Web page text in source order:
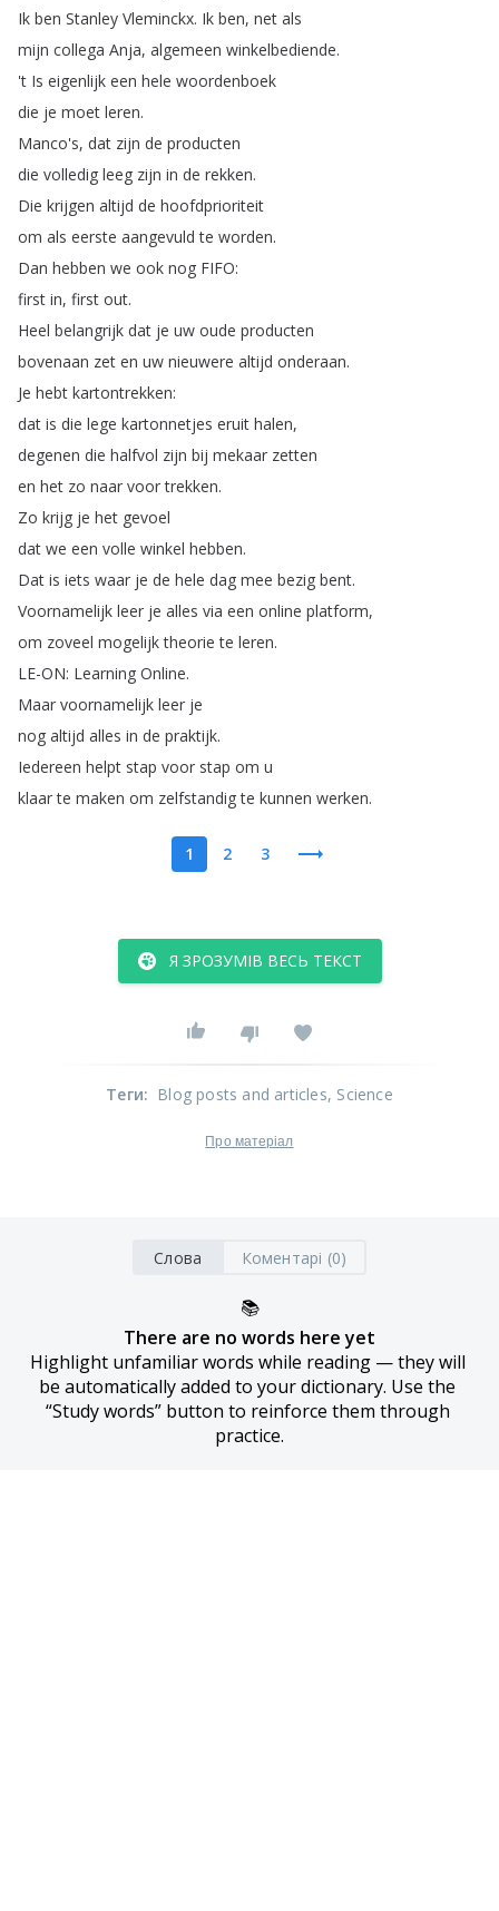
Ik ben Stanley Vleminckx. Ik ben, net als
mijn collega Anja, algemeen winkelbediende.
't Is eigenlijk een hele woordenboek
die je moet leren.
Manco's, dat zijn de producten
die volledig leeg zijn in de rekken.
Die krijgen altijd de hoofdprioriteit
om als eerste aangevuld te worden.
Dan hebben we ook nog FIFO:
first in, first out.
Heel belangrijk dat je uw oude producten
bovenaan zet en uw nieuwere altijd onderaan.
Je hebt kartontrekken:
dat is die lege kartonnetjes eruit halen,
degenen die halfvol zijn bij mekaar zetten
en het zo naar voor trekken.
Zo krijg je het gevoel
dat we een volle winkel hebben.
Dat is iets waar je de hele dag mee bezig bent.
Voornamelijk leer je alles via een online platform,
om zoveel mogelijk theorie te leren.
LE-ON: Learning Online.
Maar voornamelijk leer je
nog altijd alles in de praktijk.
Iedereen helpt stap voor stap om u
klaar te maken om zelfstandig te kunnen werken.
1 2 3
Я ЗРОЗУМІВ ВЕСЬ ТЕКСТ
Теги: Blog posts and articles, Science
Про матеріал
Слова Коментарі (0)
📚
There are no words here yet
Highlight unfamiliar words while reading — they will
be automatically added to your dictionary. Use the
“Study words” button to reinforce them through
practice.